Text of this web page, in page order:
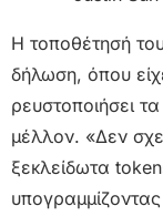
Η τοποθέτησή
δήλωση, όπου
ρευστοποιήσει
μέλλον. «Δεν
ξεκλείδωτα